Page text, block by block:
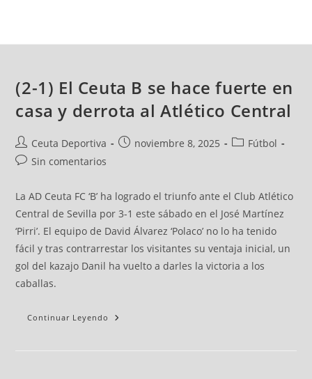
(2-1) El Ceuta B se hace fuerte en
casa y derrota al Atlético Central
Ceuta Deportiva noviembre 8, 2025
Fútbol
Sin comentarios
La AD Ceuta FC ‘B’ ha logrado el triunfo ante el Club Atlético
Central de Sevilla por 3-1 este sábado en el José Martínez
‘Pirri’. El equipo de David Álvarez ‘Polaco’ no lo ha tenido
fácil y tras contrarrestar los visitantes su ventaja inicial, un
gol del kazajo Danil ha vuelto a darles la victoria a los
caballas.
Continuar Leyendo